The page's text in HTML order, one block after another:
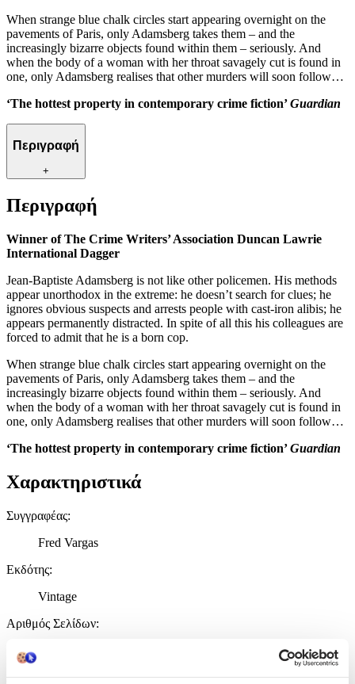
When strange blue chalk circles start appearing overnight on the
pavements of Paris, only Adamsberg takes them – and the
increasingly bizarre objects found within them – seriously. And
when the body of a woman with her throat savagely cut is found in
one, only Adamsberg realises that other murders will soon follow…
‘The hottest property in contemporary crime fiction’Guardian
Περιγραφή
+
Περιγραφή
Winner of The Crime Writers’ Association Duncan Lawrie
International Dagger
Jean-Baptiste Adamsberg is not like other policemen. His methods
appear unorthodox in the extreme: he doesn’t search for clues; he
ignores obvious suspects and arrests people with cast-iron alibis; he
appears permanently distracted. In spite of all this his colleagues are
forced to admit that he is a born cop.
When strange blue chalk circles start appearing overnight on the
pavements of Paris, only Adamsberg takes them – and the
increasingly bizarre objects found within them – seriously. And
when the body of a woman with her throat savagely cut is found in
one, only Adamsberg realises that other murders will soon follow…
‘The hottest property in contemporary crime fiction’Guardian
Χαρακτηριστικά
Συγγραφέας:
Fred Vargas
Εκδότης:
Vintage
Αριθμός Σελίδων:
Διαστάσεις: